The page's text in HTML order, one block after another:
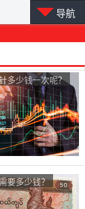
导航
多少钱一次呢？
要多少钱？